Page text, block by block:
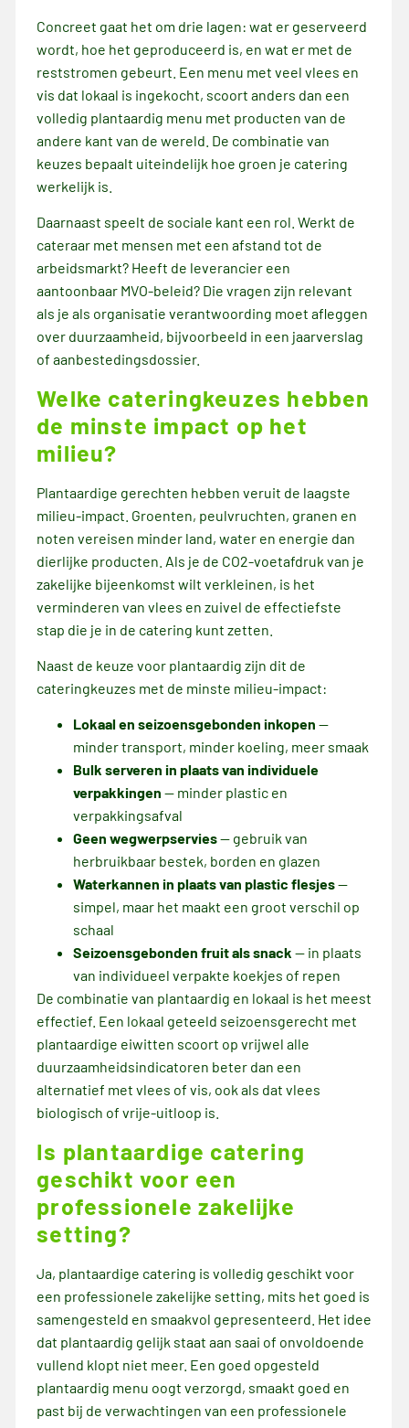
Concreet gaat het om drie lagen: wat er geserveerd
wordt, hoe het geproduceerd is, en wat er met de
reststromen gebeurt. Een menu met veel vlees en
vis dat lokaal is ingekocht, scoort anders dan een
volledig plantaardig menu met producten van de
andere kant van de wereld. De combinatie van
keuzes bepaalt uiteindelijk hoe groen je catering
werkelijk is.
Daarnaast speelt de sociale kant een rol. Werkt de
cateraar met mensen met een afstand tot de
arbeidsmarkt? Heeft de leverancier een
aantoonbaar MVO-beleid? Die vragen zijn relevant
als je als organisatie verantwoording moet afleggen
over duurzaamheid, bijvoorbeeld in een jaarverslag
of aanbestedingsdossier.
Welke cateringkeuzes hebben
de minste impact op het
milieu?
Plantaardige gerechten hebben veruit de laagste
milieu-impact. Groenten, peulvruchten, granen en
noten vereisen minder land, water en energie dan
dierlijke producten. Als je de CO2-voetafdruk van je
zakelijke bijeenkomst wilt verkleinen, is het
verminderen van vlees en zuivel de effectiefste
stap die je in de catering kunt zetten.
Naast de keuze voor plantaardig zijn dit de
cateringkeuzes met de minste milieu-impact:
Lokaal en seizoensgebonden inkopen —
minder transport, minder koeling, meer smaak
Bulk serveren in plaats van individuele
verpakkingen — minder plastic en
verpakkingsafval
Geen wegwerpservies— gebruik van
herbruikbaar bestek, borden en glazen
Waterkannen in plaats van plastic flesjes—
simpel, maar het maakt een groot verschil op
schaal
Seizoensgebonden fruit als snack — in plaats
van individueel verpakte koekjes of repen
De combinatie van plantaardig en lokaal is het meest
effectief. Een lokaal geteeld seizoensgerecht met
plantaardige eiwitten scoort op vrijwel alle
duurzaamheidsindicatoren beter dan een
alternatief met vlees of vis, ook als dat vlees
biologisch of vrije-uitloop is.
Is plantaardige catering
geschikt voor een
professionele zakelijke
setting?
Ja, plantaardige catering is volledig geschikt voor
een professionele zakelijke setting, mits het goed is
samengesteld en smaakvol gepresenteerd. Het idee
dat plantaardig gelijk staat aan saai of onvoldoende
vullend klopt niet meer. Een goed opgesteld
plantaardig menu oogt verzorgd, smaakt goed en
past bij de verwachtingen van een professionele